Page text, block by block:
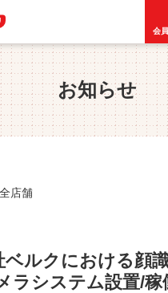
会
お知らせ
全店舗
ベルクにおける顔
ラシステム設置/稼